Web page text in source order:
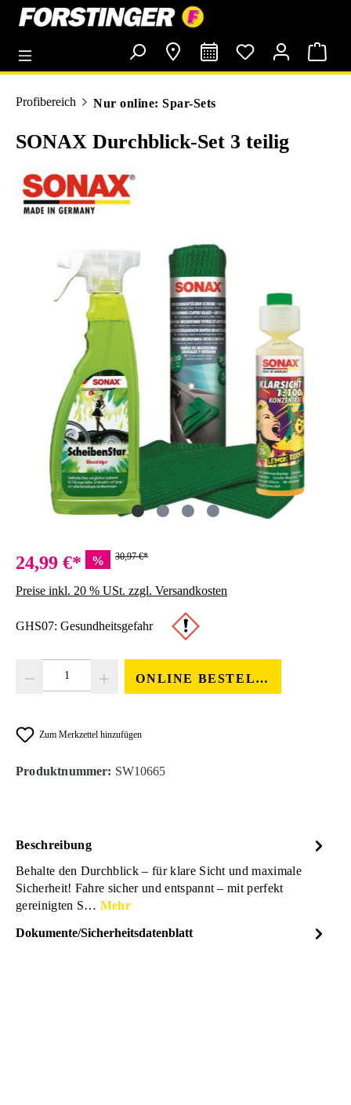
springen
Profibereich Nur online: Spar-Sets
SONAX Durchblick-Set 3 teilig
24,99 €* % 30,97 €*
Preise inkl. 20 % USt. zzgl. Versandkosten
GHS07: Gesundheitsgefahr
ONLINE BESTELLEN
Zum Merkzettel hinzufügen
Produktnummer: SW10665
Beschreibung
Behalte den Durchblick – für klare Sicht und maximale
Sicherheit! Fahre sicher und entspannt – mit perfekt
gereinigten S… Mehr
Dokumente/Sicherheitsdatenblatt